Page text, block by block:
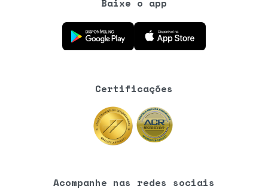
Baixe o app
Baixe o aplicativo na Google Play Store
Baixe o aplicativo na App Store
Certificações
Acompanhe nas redes sociais